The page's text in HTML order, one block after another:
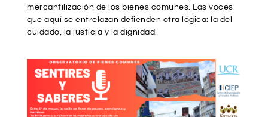
mercantilización de los bienes comunes. Las voces
que aquí se entrelazan defienden otra lógica: la del
cuidado, la justicia y la dignidad.